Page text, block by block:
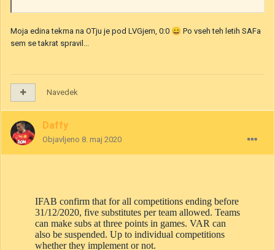
Moja edina tekma na OTju je pod LVGjem, 0:0 😄 Po vseh teh letih SAFa
sem se takrat spravil...
Navedek
Daffy
Objavljeno 8. maj 2020